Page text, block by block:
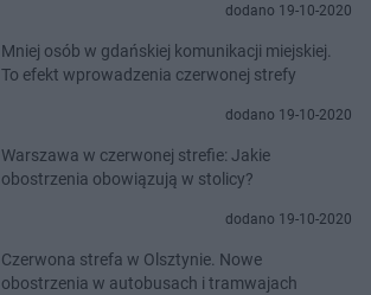
dodano 19-10-2020
Mniej osób w gdańskiej komunikacji miejskiej.
To efekt wprowadzenia czerwonej strefy
dodano 19-10-2020
Warszawa w czerwonej strefie: Jakie
obostrzenia obowiązują w stolicy?
dodano 19-10-2020
Czerwona strefa w Olsztynie. Nowe
obostrzenia w autobusach i tramwajach